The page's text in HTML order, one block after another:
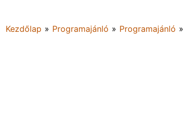
Kezdőlap » Programajánló » Programajánló »